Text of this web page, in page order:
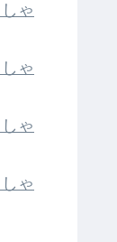
ゃ
ゃ
ゃ
ゃ